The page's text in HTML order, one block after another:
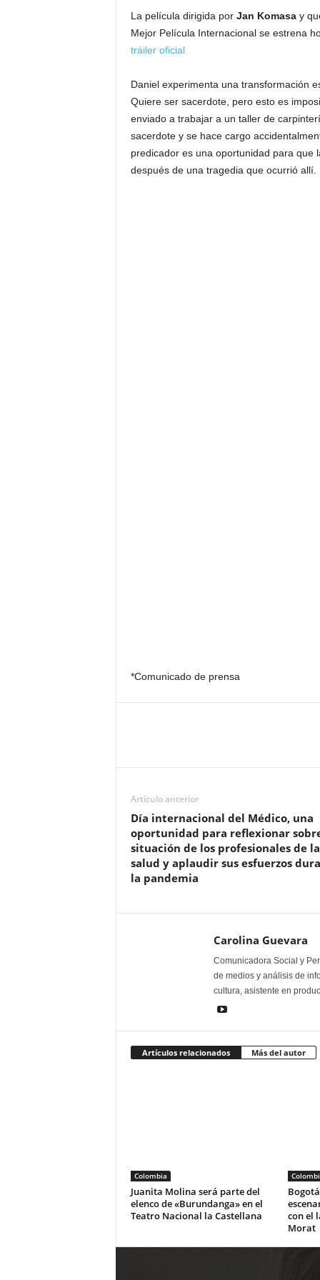
La película dirigida por Jan Komasay
Mejor Película Internacional se estrena
tráiler oficial
Daniel experimenta una transformación
Quiere ser sacerdote, pero esto es
enviado a trabajar a un taller de
sacerdote y se hace cargo
predicador es una oportunidad para que
después de una tragedia que ocurrió allí.
*Comunicado de prensa
Artículo anterior
Día internacional del Médico, una
oportunidad para reflexionar
situación de los profesionales de la
salud y aplaudir sus esfuerzos
la pandemia
Carolina Guevara
Comunicadora Social y
de medios y análisis de
cultura, asistente en
Artículos relacionados Más del autor
Colombia
Juanita Molina será parte del
elenco de «Burundanga» en el
Teatro Nacional la Castellana
con el
Morat